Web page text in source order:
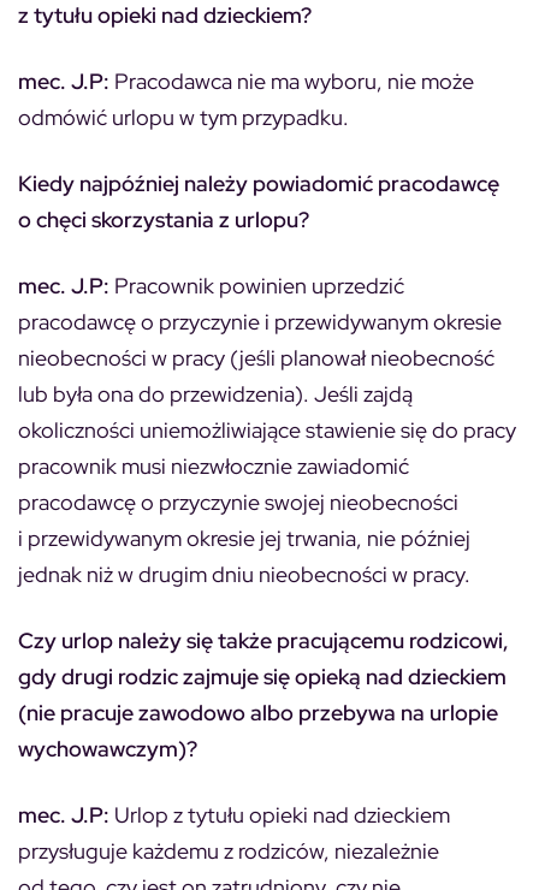
z tytułu opieki nad dzieckiem?
mec. J.P: Pracodawca nie ma wyboru, nie może
odmówić urlopu w tym przypadku.
Kiedy najpóźniej należy powiadomić pracodawcę
o chęci skorzystania z urlopu?
mec. J.P: Pracownik powinien uprzedzić
pracodawcę o przyczynie i przewidywanym okresie
nieobecności w pracy (jeśli planował nieobecność
lub była ona do przewidzenia). Jeśli zajdą
okoliczności uniemożliwiające stawienie się do pracy
pracownik musi niezwłocznie zawiadomić
pracodawcę o przyczynie swojej nieobecności
i przewidywanym okresie jej trwania, nie później
jednak niż w drugim dniu nieobecności w pracy.
Czy urlop należy się także pracującemu rodzicowi,
gdy drugi rodzic zajmuje się opieką nad dzieckiem
(nie pracuje zawodowo albo przebywa na urlopie
wychowawczym)?
mec. J.P: Urlop z tytułu opieki nad dzieckiem
przysługuje każdemu z rodziców, niezależnie